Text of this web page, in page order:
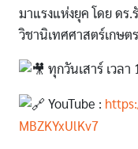
มาแรงแห่งยุค โดย ดร.
วิชานิเทศศาสตร์เกษต
ทุกวันเสาร์ เวลา
YouTube :
MBZKYxUlKv7